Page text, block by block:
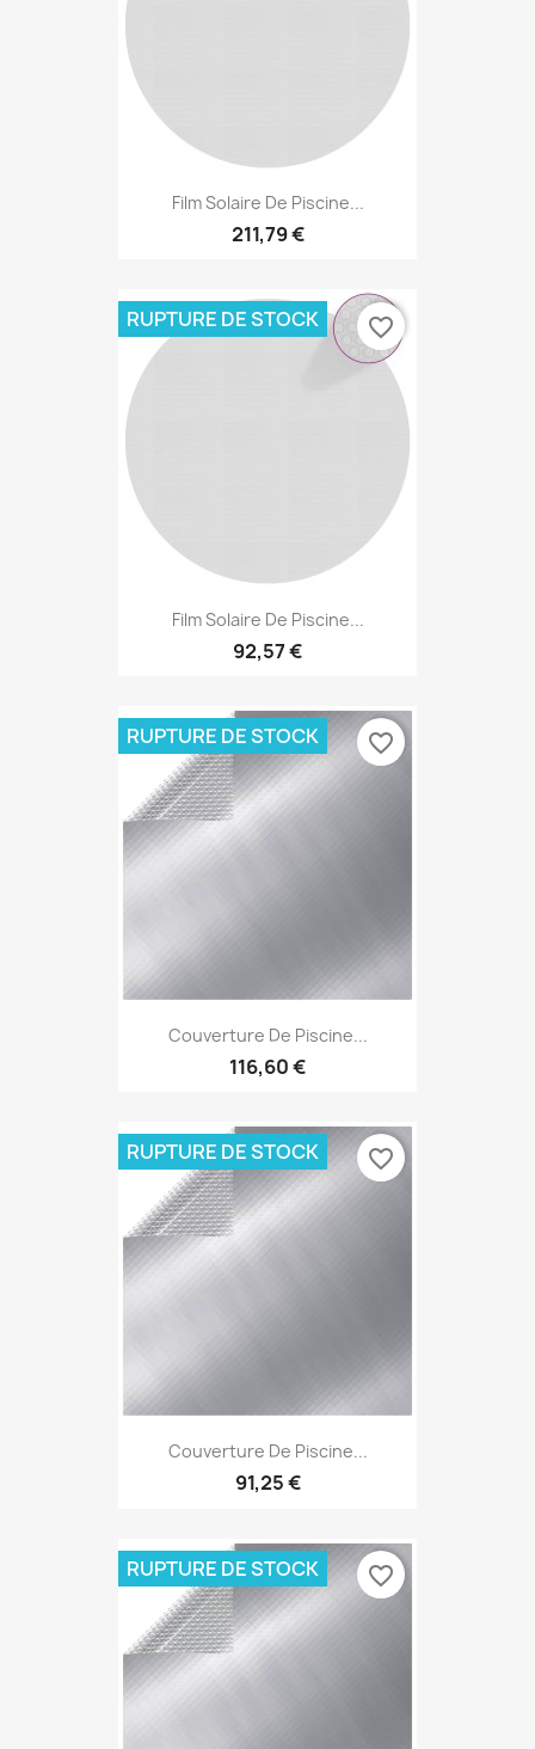
Film Solaire De Piscine...
211,79 €
Film Solaire De Piscine...
92,57 €
RUPTURE DE STOCK favorite_border
Couverture De Piscine...
116,60 €
RUPTURE DE STOCK favorite_border
Couverture De Piscine...
91,25 €
RUPTURE DE STOCK favorite_border
RUPTURE DE STOCK favorite_border